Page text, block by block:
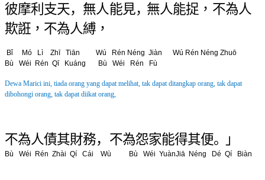
彼 摩 利 支 天 ， 無 人 能 見 ， 無 人 能 捉 ， 不 為 人
欺 誑 ， 不 為 人 縛 ，
Bǐ Mó Lì Zhī Tiān Wú Rén Néng Jiàn Wú Rén Néng Zhuō
Bù Wéi Rén Qī Kuáng Bù Wéi Rén Fù
Dewa Marici ini, tiada orang yang dapat melihat, tak dapat ditangkap orang, tak dapat
dibohongi orang, tak dapat diikat orang,
不 為 人 債 其 財 務 ， 不 為 怨 家 能 得 其 便 。」
Bù Wéi Rén Zhài Qí Cái Wù Bù Wéi YuànJiā Néng Dé Qí Biàn